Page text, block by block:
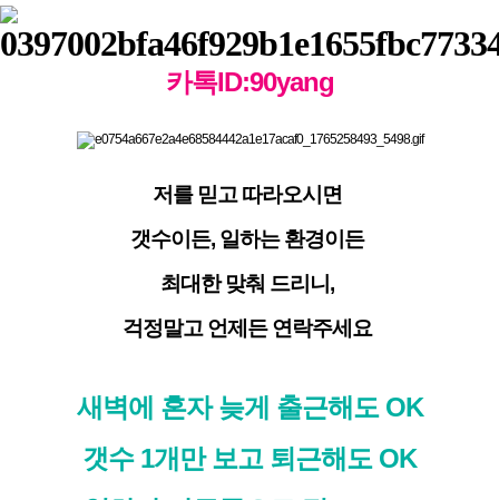
카톡ID:90yang
저를 믿고 따라오시면
갯수이든, 일하는 환경이든
최대한 맞춰 드리니,
걱정말고 언제든 연락주세요
새벽에 혼자 늦게 출근해도 OK
갯수 1개만 보고 퇴근해도 OK